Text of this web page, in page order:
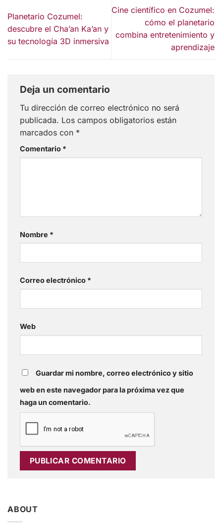
Planetario Cozumel:
descubre el Cha’an Ka’an y
su tecnología 3D inmersiva
Cine científico en Cozumel:
cómo el planetario
combina entretenimiento y
aprendizaje
Deja un comentario
Tu dirección de correo electrónico no será
publicada. Los campos obligatorios están
marcados con *
Comentario *
Nombre *
Correo electrónico *
Web
Guardar mi nombre, correo electrónico y sitio
web en este navegador para la próxima vez que
haga un comentario.
ABOUT